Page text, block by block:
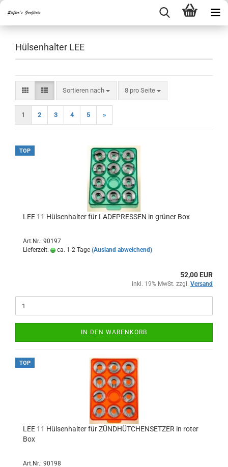
Hülsenhalter LEE
Sortieren nach
Sortieren nach 8 pro Seite
pro Seite
1 2 3 4 5 »
TOP
LEE 11 Hülsenhalter für LADEPRESSEN in grüner Box
Art.Nr.: 90197
Lieferzeit:
ca. 1-2 Tage (Ausland abweichend)
52,00 EUR
inkl. 19% MwSt. zzgl. Versand
IN DEN WARENKORB
TOP
LEE 11 Hülsenhalter für ZÜNDHÜTCHENSETZER in roter
Box
Art.Nr.: 90198